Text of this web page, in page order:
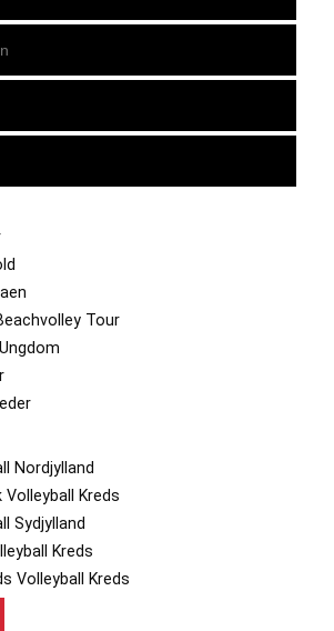
Tour
Nordjylland
Volleyball Kreds
Sydjylland
Kreds
Volleyball Kreds